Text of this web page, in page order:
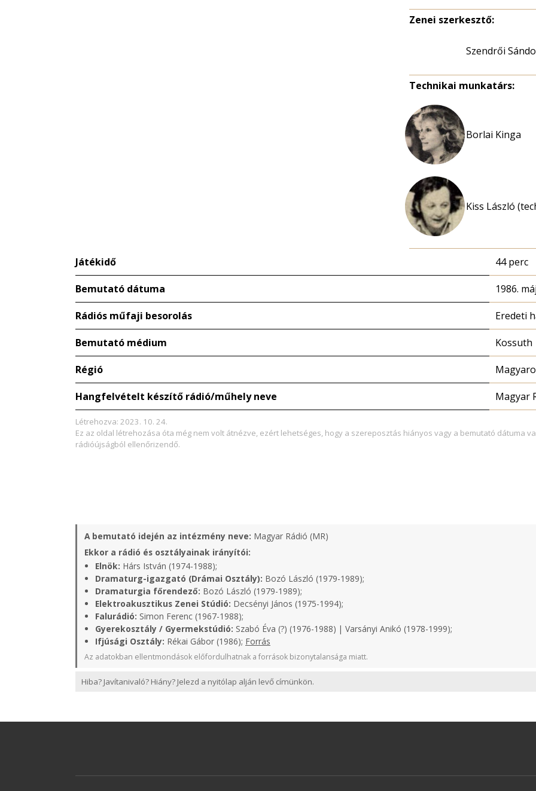
Zenei szerkesztő:
Szendrői
Technikai munkatárs:
Borlai Kinga
Kiss László
Játékidő 44 perc
Bemutató dátuma 1986.
Rádiós műfaji besorolás Eredeti
Bemutató médium Kossuth
Régió
Hangfelvételt készítő rádió/műhely neve Magyar
Létrehozva: 2023. 10. 24.
Ez az oldal létrehozása óta még nem volt átnézve, ezért lehetséges, hogy a szereposztás hiányos vagy a bemutató dátuma
rádióújságból ellenőrizendő.
A bemutató idején az intézmény neve: Magyar Rádió (MR)
Ekkor a rádió és osztályainak irányítói:
Elnök: Hárs István (1974-1988);
Dramaturg-igazgató (Drámai Osztály): Bozó László (1979-1989);
Dramaturgia főrendező: Bozó László (1979-1989);
Elektroakusztikus Zenei Stúdió: Decsényi János (1975-1994);
Falurádió: Simon Ferenc (1967-1988);
Gyerekosztály / Gyermekstúdió: Szabó Éva (?) (1976-1988) | Varsányi Anikó (1978-1999);
Ifjúsági Osztály: Rékai Gábor (1986); Forrás
Az adatokban ellentmondások előfordulhatnak a források bizonytalansága miatt.
Hiba? Javítanivaló? Hiány? Jelezd a nyitólap alján levő címünkön.